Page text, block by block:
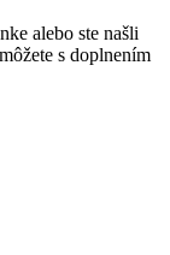
alebo ste našli
s doplnením